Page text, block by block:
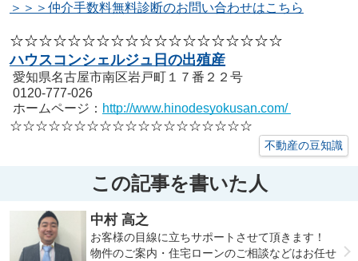
＞＞＞仲介手数料無料診断のお問い合わせはこちら
☆☆☆☆☆☆☆☆☆☆☆☆☆☆☆☆☆☆☆
ハウスコンシェルジュ日の出殖産
愛知県名古屋市南区岩戸町１７番２２号
0120-777-026
ホームページ： http://www.hinodesyokusan.com/
☆☆☆☆☆☆☆☆☆☆☆☆☆☆☆☆☆☆☆
不動産の豆知識
この記事を書いた人
中村 高之
お客様の目線に立ちサポートさせて頂きます！
物件のご案内・住宅ローンのご相談などはお任せ